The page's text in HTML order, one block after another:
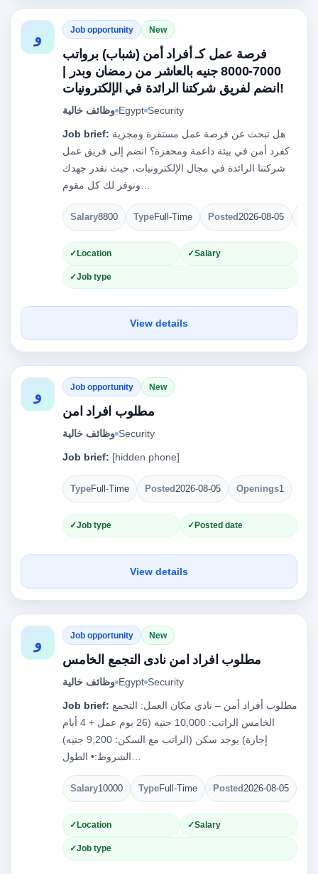
و Job opportunity New
فرصة عمل كـ أفراد أمن (شباب) برواتب
7000-8000 جنيه بالعاشر من رمضان وبدر |
انضم لفريق شركتنا الرائدة في الإلكترونيات!
وظائف خالية Egypt Security
Job brief:
كفرد أمن في بيئة داعمة ومحفزة؟ انضم إلى فريق عمل
شركتنا الرائدة في مجال الإلكترونيات، حيث نقدر جهدك
Salary8800 TypeFull-Time Posted2026-08-05
Location Salary
Job type
View details
و Job opportunity New
مطلوب افراد امن
وظائف خالية Security
Job brief: [hidden phone]
TypeFull-Time Posted2026-08-05 Openings1
Job type Posted date
View details
و Job opportunity New
مطلوب افراد امن نادى التجمع الخامس
وظائف خالية Egypt Security
Job brief:
الخامس الراتب: 10,000 جنيه (26 يوم عمل + 4 أيام
إجازة) يوجد سكن (الراتب مع السكن: 9,200 جنيه)
Salary10000 TypeFull-Time Posted2026-08-05
Location Salary
Job type